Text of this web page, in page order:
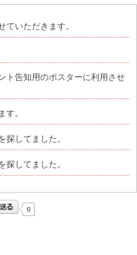
いただきます。
ト告知用のポスターに利用させ
す。
してました。
してました。
0